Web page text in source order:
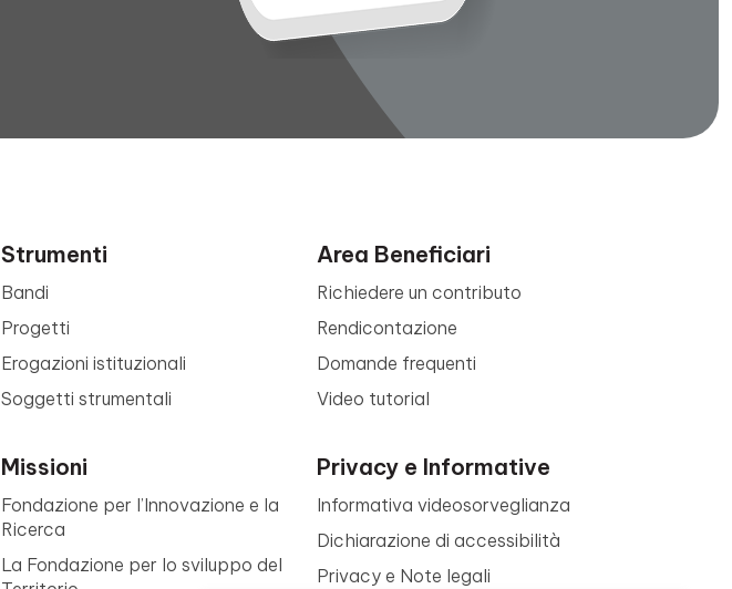
Strumenti
Bandi
Progetti
Erogazioni istituzionali
Soggetti strumentali
Missioni
Fondazione per l’Innovazione e la
Ricerca
La Fondazione per lo sviluppo del
Area Beneficiari
Richiedere un contributo
Rendicontazione
Domande frequenti
Video tutorial
Privacy e Informative
Informativa videosorveglianza
Dichiarazione di accessibilità
Privacy e Note legali